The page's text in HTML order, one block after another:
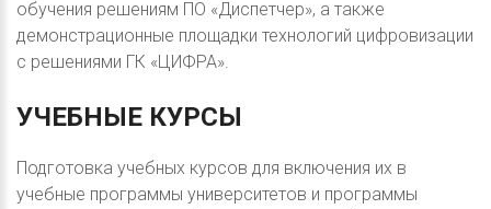
обучения решениям ПО «Диспетчер», а также
демонстрационные площадки технологий цифровизации
с решениями ГК «ЦИФРА».
УЧЕБНЫЕ КУРСЫ
Подготовка учебных курсов для включения их в
учебные программы университетов и программы